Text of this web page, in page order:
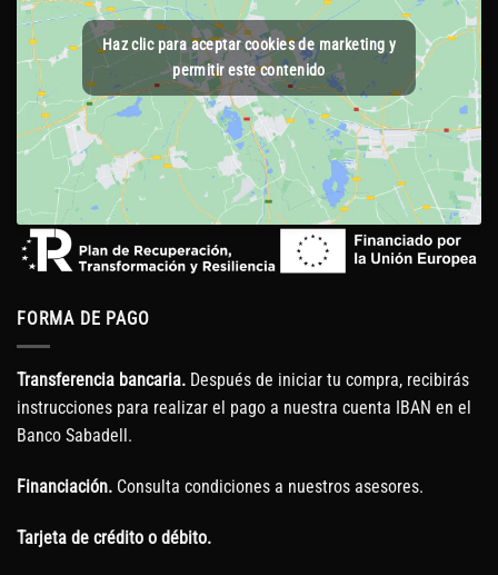
Haz clic para aceptar cookies de marketing y
permitir este contenido
FORMA DE PAGO
Transferencia bancaria. Después de iniciar tu compra, recibirás
instrucciones para realizar el pago a nuestra cuenta IBAN en el
Banco Sabadell.
Financiación. Consulta condiciones a nuestros asesores.
Tarjeta de crédito o débito.